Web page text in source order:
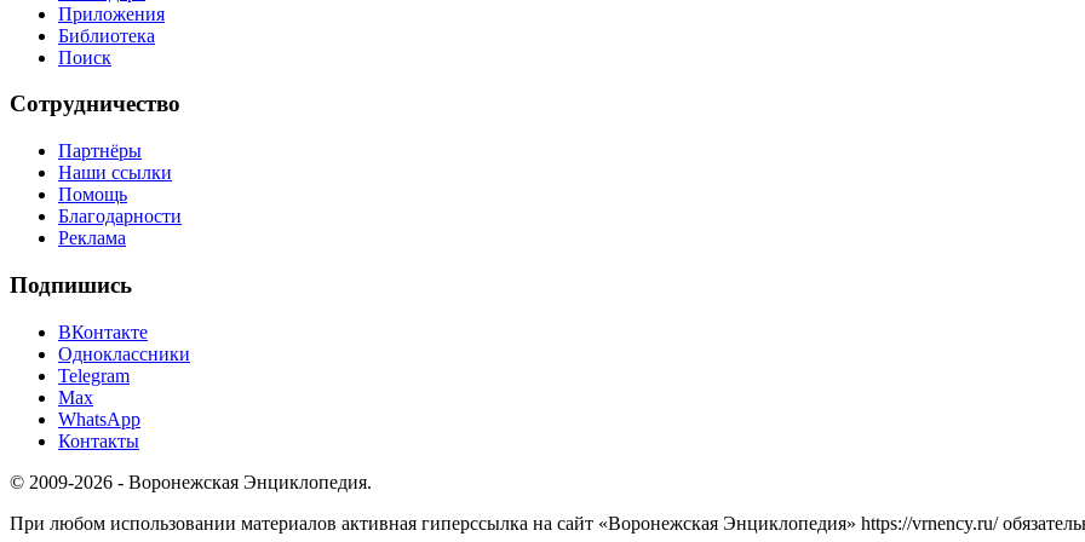
Приложения
Библиотека
Поиск
Сотрудничество
Партнёры
Наши ссылки
Помощь
Благодарности
Реклама
Подпишись
ВКонтакте
Одноклассники
Telegram
Max
WhatsApp
Контакты
© 2009-2026 - Воронежская Энциклопедия.
При любом использовании материалов активная гиперссылка на сайт «Воронежская Энциклопедия» https://vrnency.ru/